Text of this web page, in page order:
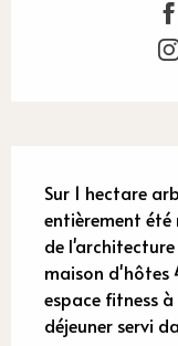
Sur 1 hectare
entièrement été
de l'architecture
maison d'hôtes
espace fitness
déjeuner servi